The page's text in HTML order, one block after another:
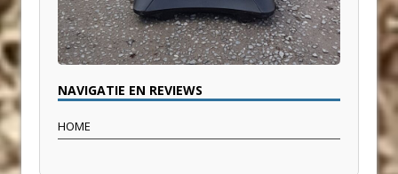
NAVIGATIE EN REVIEWS
HOME